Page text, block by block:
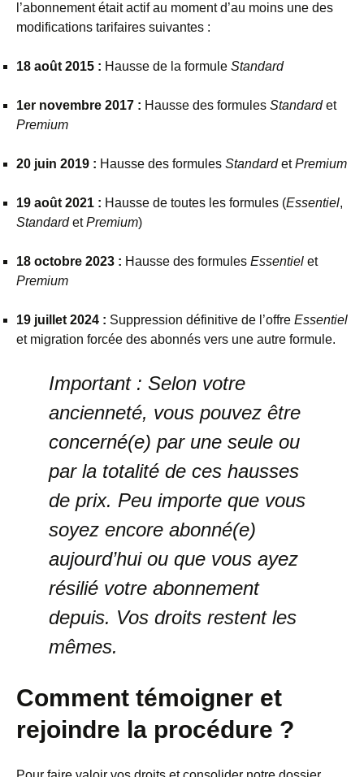
l’abonnement était actif au moment d’au moins une des
modifications tarifaires suivantes :
18 août 2015 : Hausse de la formule Standard
1er novembre 2017 : Hausse des formules Standardet
Premium
20 juin 2019 : Hausse des formules StandardetPremium
19 août 2021 : Hausse de toutes les formules (Essentiel,
StandardetPremium)
18 octobre 2023 : Hausse des formules Essentiel et
Premium
19 juillet 2024 : Suppression définitive de l’offre Essentiel
et migration forcée des abonnés vers une autre formule.
Important : Selon votre
ancienneté, vous pouvez être
concerné(e) par une seule ou
par la totalité de ces hausses
de prix. Peu importe que vous
soyez encore abonné(e)
aujourd’hui ou que vous ayez
résilié votre abonnement
depuis. Vos droits restent les
mêmes.
Comment témoigner et
rejoindre la procédure ?